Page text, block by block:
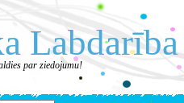
Labdarība
par ziedojumu!